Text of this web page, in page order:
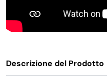
Descrizione del Prodotto